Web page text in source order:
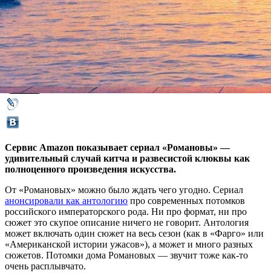
«Романовы»: Дурной вкус
высшего общества
22 октября 2018,11:58 Версия для печати
Сервис Amazon показывает сериал «Романовы» —
удивительный случай китча и развесистой клюквы как
полноценного произведения искусства.
От «Романовых» можно было ждать чего угодно. Сериал
анонсировали как антологию про современных потомков
российского императорского рода. Ни про формат, ни про
сюжет это скупое описание ничего не говорит. Антология
может включать один сюжет на весь сезон (как в «Фарго» или
«Американской истории ужасов»), а может и много разных
сюжетов. Потомки дома Романовых — звучит тоже как-то
очень расплывчато.